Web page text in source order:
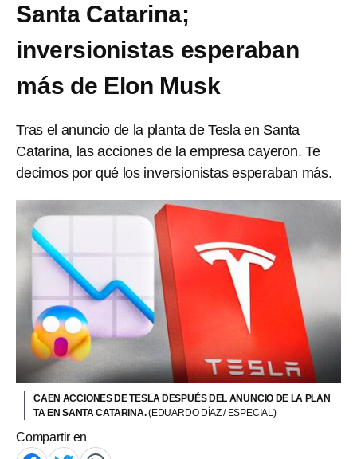
Santa Catarina;
inversionistas esperaban
más de Elon Musk
Tras el anuncio de la planta de Tesla en Santa
Catarina, las acciones de la empresa cayeron. Te
decimos por qué los inversionistas esperaban más.
CAEN ACCIONES DE TESLA DESPUÉS DEL ANUNCIO DE LA PLAN
TA EN SANTA CATARINA.(EDUARDO DÍAZ / ESPECIAL)
Compartir en